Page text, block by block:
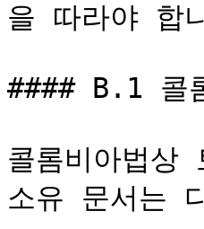
을 따라야 합
#### B.1 콜
콜롬비아법
소유 문서는